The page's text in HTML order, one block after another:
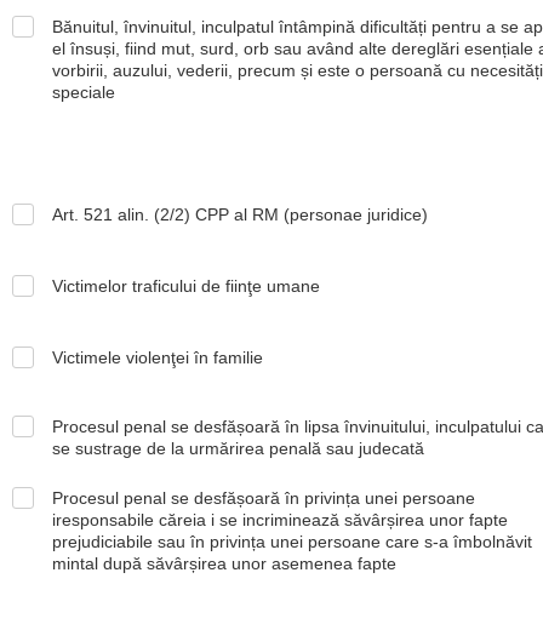
Bănuitul, învinuitul, inculpatul întâmpină dificultăți pentru a se
el însuși, fiind mut, surd, orb sau având alte dereglări esențiale
vorbirii, auzului, vederii, precum și este o persoană cu necesități
speciale
Art. 521 alin. (2/2) CPP al RM (personae juridice)
Victimelor traficului de fiinţe umane
Victimele violenţei în familie
Procesul penal se desfășoară în lipsa învinuitului, inculpatului
se sustrage de la urmărirea penală sau judecată
Procesul penal se desfășoară în privința unei persoane
iresponsabile căreia i se incriminează săvârșirea unor fapte
prejudiciabile sau în privința unei persoane care s-a îmbolnăvit
mintal după săvârșirea unor asemenea fapte